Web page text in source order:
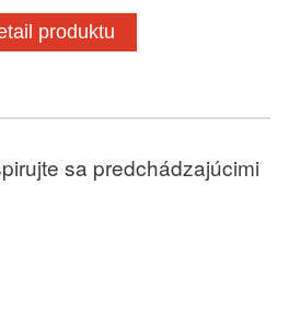
produktu
sa predchádzajúcimi